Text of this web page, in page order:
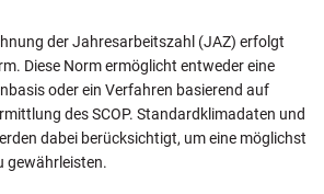
der Jahresarbeitszahl (JAZ) erfolgt
Diese Norm ermöglicht entweder eine
oder ein Verfahren basierend auf
des SCOP. Standardklimadaten und
dabei berücksichtigt, um eine möglichst
gewährleisten.